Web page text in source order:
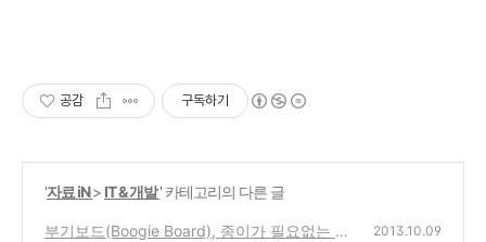
공감 구독하기
'자료 iN> IT & 개발' 카테고리의 다른 글
부기보드(Boogie Board), 종이가 필요없는 LC
2013.10.09